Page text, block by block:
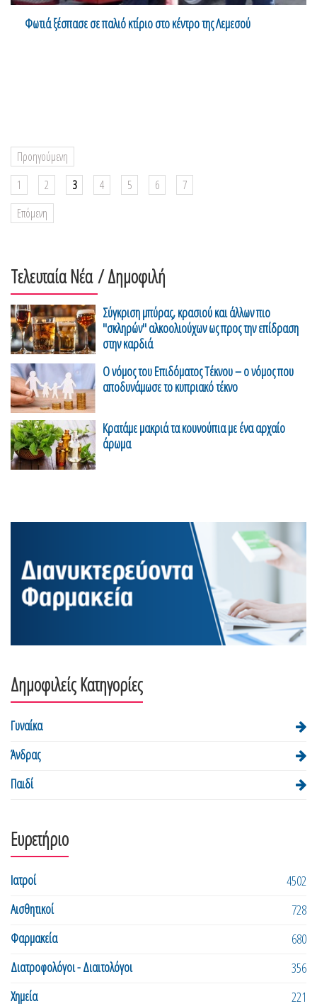
Φωτιά ξέσπασε σε παλιό κτίριο στο κέντρο της Λεμεσού
Προηγούμενη
1
2 3 4 5 6
7
Επόμενη
Τελευταία Νέα / Δημοφιλή
Σύγκριση μπύρας, κρασιού και άλλων πιο
"σκληρών" αλκοολιούχων ως προς την επίδραση
στην καρδιά
Ο νόμος του Επιδόματος Τέκνου – ο νόμος που
αποδυνάμωσε το κυπριακό τέκνο
Κρατάμε μακριά τα κουνούπια με ένα αρχαίο
άρωμα
Δημοφιλείς Κατηγορίες
Γυναίκα
Άνδρας
Παιδί
Ευρετήριο
Ιατροί
4502
Αισθητικοί
728
Φαρμακεία
680
Διατροφολόγοι - Διαιτολόγοι
356
Χημεία
221